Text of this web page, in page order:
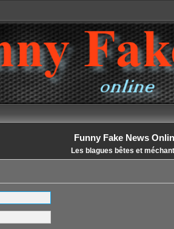
Funny Fake News
Les blagues bêtes et